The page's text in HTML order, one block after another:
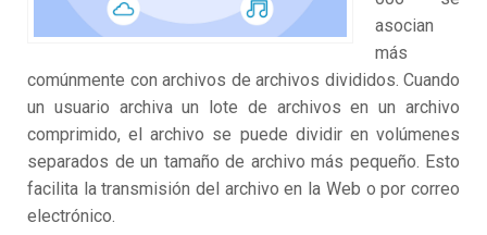
asocian
más
comúnmente con archivos de archivos divididos. Cuando
un usuario archiva un lote de archivos en un archivo
comprimido, el archivo se puede dividir en volúmenes
separados de un tamaño de archivo más pequeño. Esto
facilita la transmisión del archivo en la Web o por correo
electrónico.